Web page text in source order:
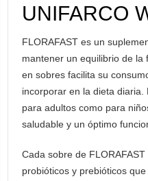
UNIFARCO
FLORAFAST es un
mantener un equilibrio de la
en sobres facilita su
incorporar en la dieta
para adultos como para
saludable y un óptimo
Cada sobre de
probióticos y prebióticos